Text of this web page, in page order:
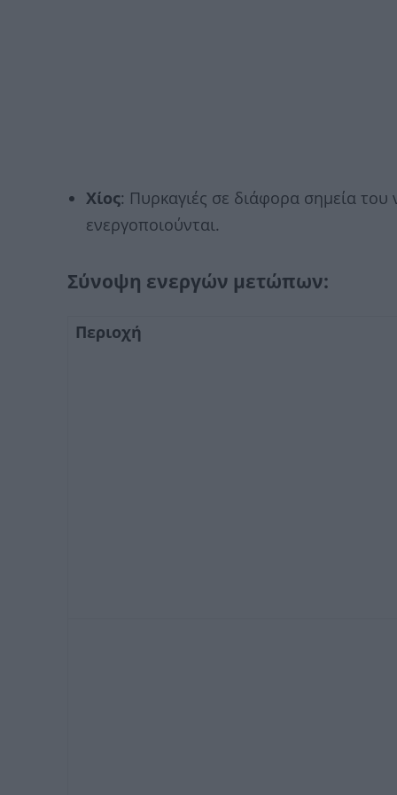
Χίος: Πυρκαγιές σε διάφορα σημεία
ενεργοποιούνται.
Σύνοψη ενεργών μετώπων:
Περιοχή